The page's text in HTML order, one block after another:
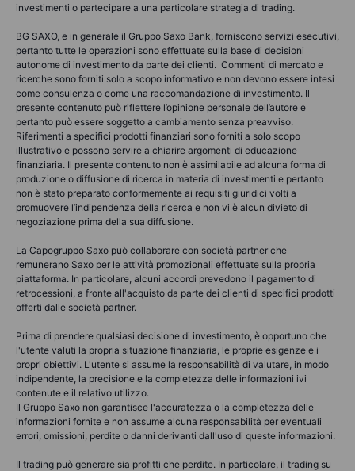
investimenti o partecipare a una particolare strategia di trading.
BG SAXO, e in generale il Gruppo Saxo Bank, forniscono servizi esecutivi,
pertanto tutte le operazioni sono effettuate sulla base di decisioni
autonome di investimento da parte dei clienti. Commenti di mercato e
ricerche sono forniti solo a scopo informativo e non devono essere intesi
come consulenza o come una raccomandazione di investimento. Il
presente contenuto può riflettere l’opinione personale dell’autore e
pertanto può essere soggetto a cambiamento senza preavviso.
Riferimenti a specifici prodotti finanziari sono forniti a solo scopo
illustrativo e possono servire a chiarire argomenti di educazione
finanziaria. Il presente contenuto non è assimilabile ad alcuna forma di
produzione o diffusione di ricerca in materia di investimenti e pertanto
non è stato preparato conformemente ai requisiti giuridici volti a
promuovere l’indipendenza della ricerca e non vi è alcun divieto di
negoziazione prima della sua diffusione.
La Capogruppo Saxo può collaborare con società partner che
remunerano Saxo per le attività promozionali effettuate sulla propria
piattaforma. In particolare, alcuni accordi prevedono il pagamento di
retrocessioni, a fronte all'acquisto da parte dei clienti di specifici prodotti
offerti dalle società partner.
Prima di prendere qualsiasi decisione di investimento, è opportuno che
l'utente valuti la propria situazione finanziaria, le proprie esigenze e i
propri obiettivi. L'utente si assume la responsabilità di valutare, in modo
indipendente, la precisione e la completezza delle informazioni ivi
contenute e il relativo utilizzo.
Il Gruppo Saxo non garantisce l'accuratezza o la completezza delle
informazioni fornite e non assume alcuna responsabilità per eventuali
errori, omissioni, perdite o danni derivanti dall'uso di queste informazioni.
Il trading può generare sia profitti che perdite. In particolare, il trading su